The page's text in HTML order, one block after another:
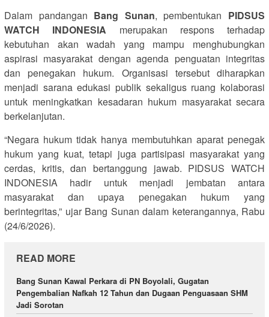
Dalam pandangan Bang Sunan, pembentukan PIDSUS
WATCH INDONESIA merupakan respons terhadap
kebutuhan akan wadah yang mampu menghubungkan
aspirasi masyarakat dengan agenda penguatan integritas
dan penegakan hukum. Organisasi tersebut diharapkan
menjadi sarana edukasi publik sekaligus ruang kolaborasi
untuk meningkatkan kesadaran hukum masyarakat secara
berkelanjutan.
“Negara hukum tidak hanya membutuhkan aparat penegak
hukum yang kuat, tetapi juga partisipasi masyarakat yang
cerdas, kritis, dan bertanggung jawab. PIDSUS WATCH
INDONESIA hadir untuk menjadi jembatan antara
masyarakat dan upaya penegakan hukum yang
berintegritas,” ujar Bang Sunan dalam keterangannya, Rabu
(24/6/2026).
READ MORE
Bang Sunan Kawal Perkara di PN Boyolali, Gugatan
Pengembalian Nafkah 12 Tahun dan Dugaan Penguasaan SHM
Jadi Sorotan